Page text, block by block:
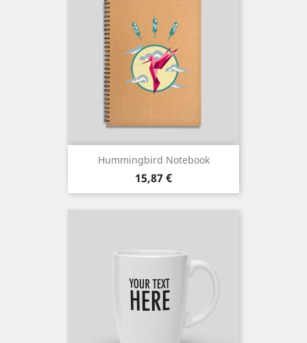
Hummingbird Notebook
Preço
15,87 €